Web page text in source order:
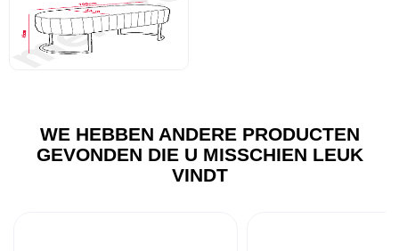
WE HEBBEN ANDERE PRODUCTEN
GEVONDEN DIE U MISSCHIEN LEUK
VINDT